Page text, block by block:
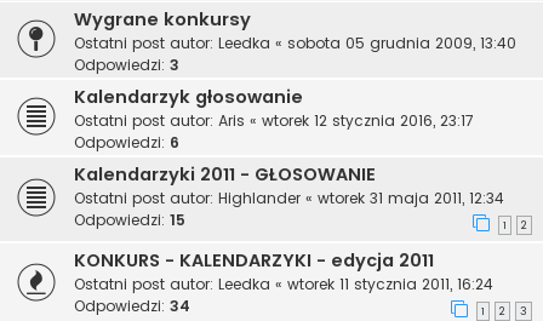
Wygrane konkursy
Ostatni post autor: Leedka « sobota 05 grudnia 2009, 13:40
Odpowiedzi: 3
Kalendarzyk głosowanie
Ostatni post autor: Aris « wtorek 12 stycznia 2016, 23:17
Odpowiedzi: 6
Kalendarzyki 2011 - GŁOSOWANIE
Ostatni post autor: Highlander « wtorek 31 maja 2011, 12:34
Odpowiedzi: 15 1 2
KONKURS - KALENDARZYKI - edycja 2011
Ostatni post autor: Leedka « wtorek 11 stycznia 2011, 16:24
Odpowiedzi: 34 1 2 3